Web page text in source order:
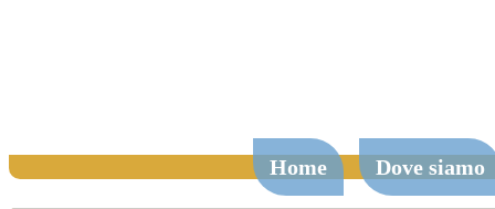
Home Dove siamo